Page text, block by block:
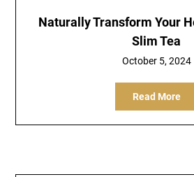
Naturally Transform Your
Slim Tea
October 5, 2024
Read More